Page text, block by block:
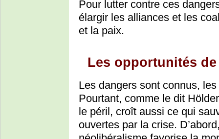
Pour lutter contre ces
élargir les alliances et les
et la paix.
Les opportunités
Les dangers sont connus,
Pourtant, comme le dit
le péril, croît aussi ce qui
ouvertes par la crise.